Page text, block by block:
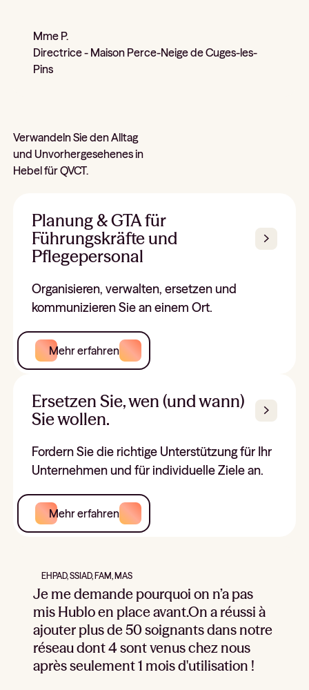
Mme P.
Directrice - Maison Perce-Neige de Cuges-les-
Pins
Verwandeln Sie den Alltag
und Unvorhergesehenes in
Hebel für QVCT.
Planung & GTA für
Führungskräfte und
Pflegepersonal
Organisieren, verwalten, ersetzen und
kommunizieren Sie an einem Ort.
Mehr erfahren
Ersetzen Sie, wen (und wann)
Sie wollen.
Fordern Sie die richtige Unterstützung für Ihr
Unternehmen und für individuelle Ziele an.
Mehr erfahren
EHPAD, SSIAD, FAM, MAS
Je me demande pourquoi on n’a pas
mis Hublo en place avant.On a réussi à
ajouter plus de 50 soignants dans notre
réseau dont 4 sont venus chez nous
après seulement 1 mois d'utilisation !